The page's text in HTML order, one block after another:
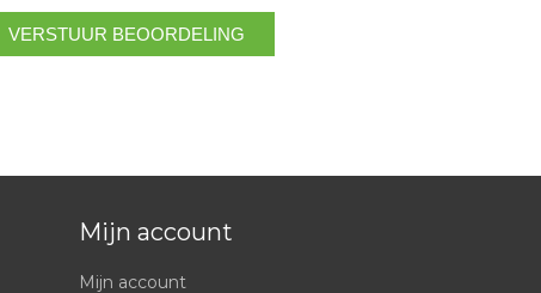
Mijn account
Mijn account